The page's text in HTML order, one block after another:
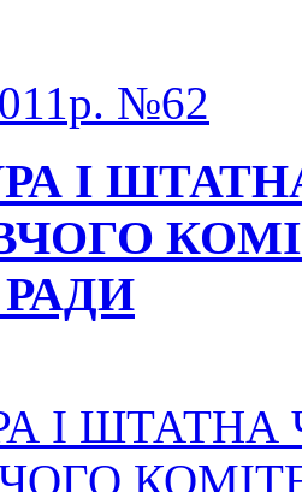
№62
І
І ШТАТНА